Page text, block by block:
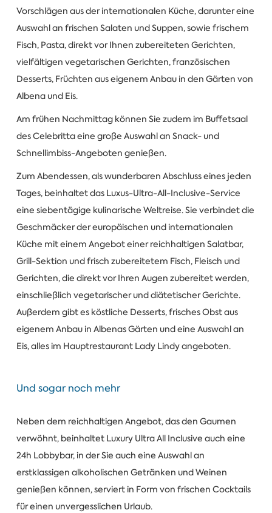
Vorschlägen aus der internationalen Küche, darunter eine
Auswahl an frischen Salaten und Suppen, sowie frischem
Fisch, Pasta, direkt vor Ihnen zubereiteten Gerichten,
vielfältigen vegetarischen Gerichten, französischen
Desserts, Früchten aus eigenem Anbau in den Gärten von
Albena und Eis.
Am frühen Nachmittag können Sie zudem im Buffetsaal
des Celebritta eine große Auswahl an Snack- und
Schnellimbiss-Angeboten genießen.
Zum Abendessen, als wunderbaren Abschluss eines jeden
Tages, beinhaltet das Luxus-Ultra-All-Inclusive-Service
eine siebentägige kulinarische Weltreise. Sie verbindet die
Geschmäcker der europäischen und internationalen
Küche mit einem Angebot einer reichhaltigen Salatbar,
Grill-Sektion und frisch zubereitetem Fisch, Fleisch und
Gerichten, die direkt vor Ihren Augen zubereitet werden,
einschließlich vegetarischer und diätetischer Gerichte.
Außerdem gibt es köstliche Desserts, frisches Obst aus
eigenem Anbau in Albenas Gärten und eine Auswahl an
Eis, alles im Hauptrestaurant Lady Lindy angeboten.
Und sogar noch mehr
Neben dem reichhaltigen Angebot, das den Gaumen
verwöhnt, beinhaltet Luxury Ultra All Inclusive auch eine
24h Lobbybar, in der Sie auch eine Auswahl an
erstklassigen alkoholischen Getränken und Weinen
genießen können, serviert in Form von frischen Cocktails
für einen unvergesslichen Urlaub.